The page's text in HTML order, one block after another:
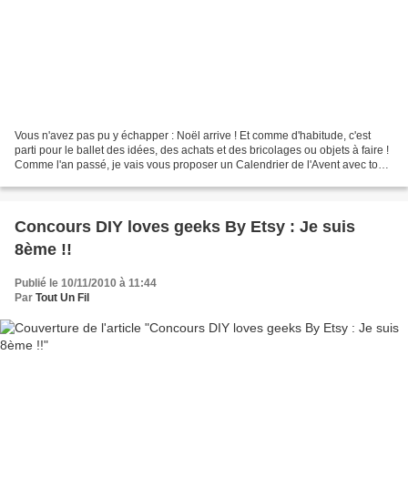
Vous n'avez pas pu y échapper : Noël arrive ! Et comme d'habitude, c'est
parti pour le ballet des idées, des achats et des bricolages ou objets à faire !
Comme l'an passé, je vais vous proposer un Calendrier de l'Avent avec tous
Concours DIY loves geeks By Etsy : Je suis
8ème !!
Publié le 10/11/2010 à 11:44
Par Tout Un Fil